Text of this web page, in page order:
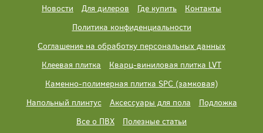
Новости Для дилеров Где купить
Контакты
Политика конфиденциальности
Соглашение на обработку персональных данных
Клеевая плитка
Кварц-виниловая плитка LVT
Каменно-полимерная плитка SPC (замковая)
Напольный плинтус
Аксессуары для пола
Подложка
Все о ПВХ
Полезные статьи